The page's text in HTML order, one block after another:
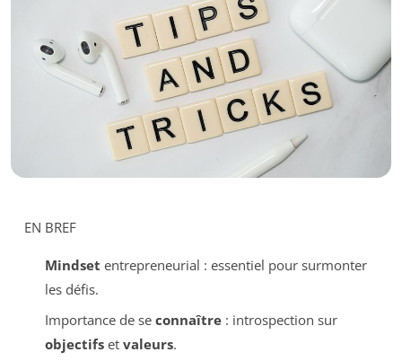
EN BREF
Mindset entrepreneurial : essentiel pour surmonter
les défis.
Importance de se connaître: introspection sur
objectifset valeurs.